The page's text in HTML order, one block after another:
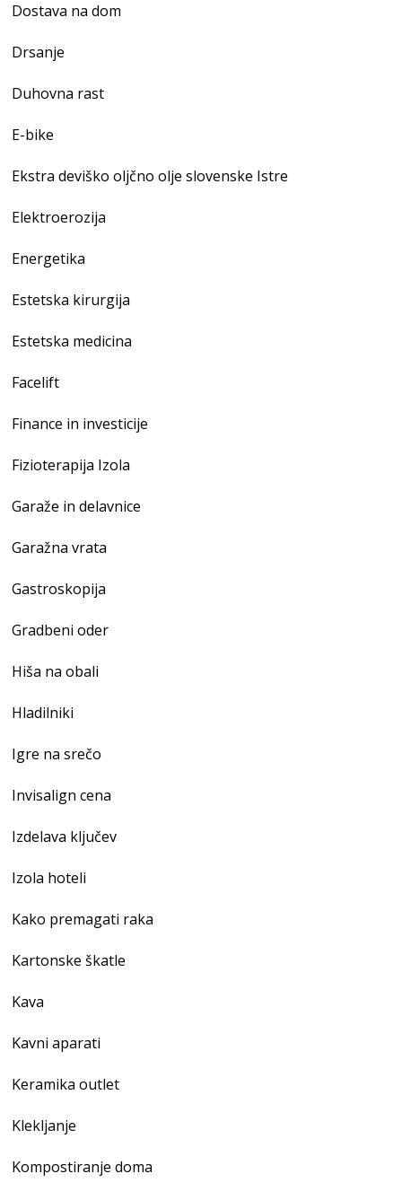
Dostava na dom
Drsanje
Duhovna rast
E-bike
Ekstra deviško oljčno olje slovenske Istre
Elektroerozija
Energetika
Estetska kirurgija
Estetska medicina
Facelift
Finance in investicije
Fizioterapija Izola
Garaže in delavnice
Garažna vrata
Gastroskopija
Gradbeni oder
Hiša na obali
Hladilniki
Igre na srečo
Invisalign cena
Izdelava ključev
Izola hoteli
Kako premagati raka
Kartonske škatle
Kava
Kavni aparati
Keramika outlet
Klekljanje
Kompostiranje doma